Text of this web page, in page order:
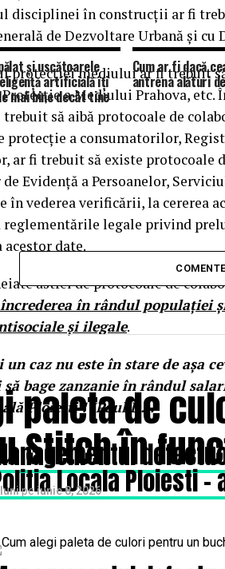
disciplinei în construcții ar fi
de Dezvoltare Urbană și
protecției mediului ar fi trebuit să
Protecție a Mediului Prahova,
trebuit să aibă protocoale de
protecție a consumatorilor,
ar fi trebuit să existe protocoale
Evidență a Persoanelor,
în vederea verificării, la cererea
reglementările legale privind
date.
astfel de protocoale de
în rândul populației
și ilegale.
caz nu este în stare de așa
bage zanzanie în rândul
Ploiești ! (Paul D.).
Locala Ploiesti –
și uscătoarele
artificială îți
mai bine decât tine
Cum ar fi dacă
antrena alături
paleta de
Stitch în
pe iunie 8, 2026